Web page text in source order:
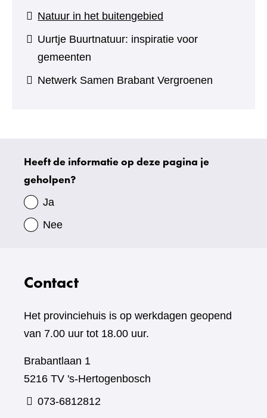
Natuur in het buitengebied
Uurtje Buurtnatuur: inspiratie voor
gemeenten
Netwerk Samen Brabant Vergroenen
Uw
gegevens
Heeft de informatie op deze pagina je
geholpen?
Ja
Nee
Contact
Het provinciehuis is op werkdagen geopend
van 7.00 uur tot 18.00 uur.
Brabantlaan 1
5216 TV 's-Hertogenbosch
073-6812812